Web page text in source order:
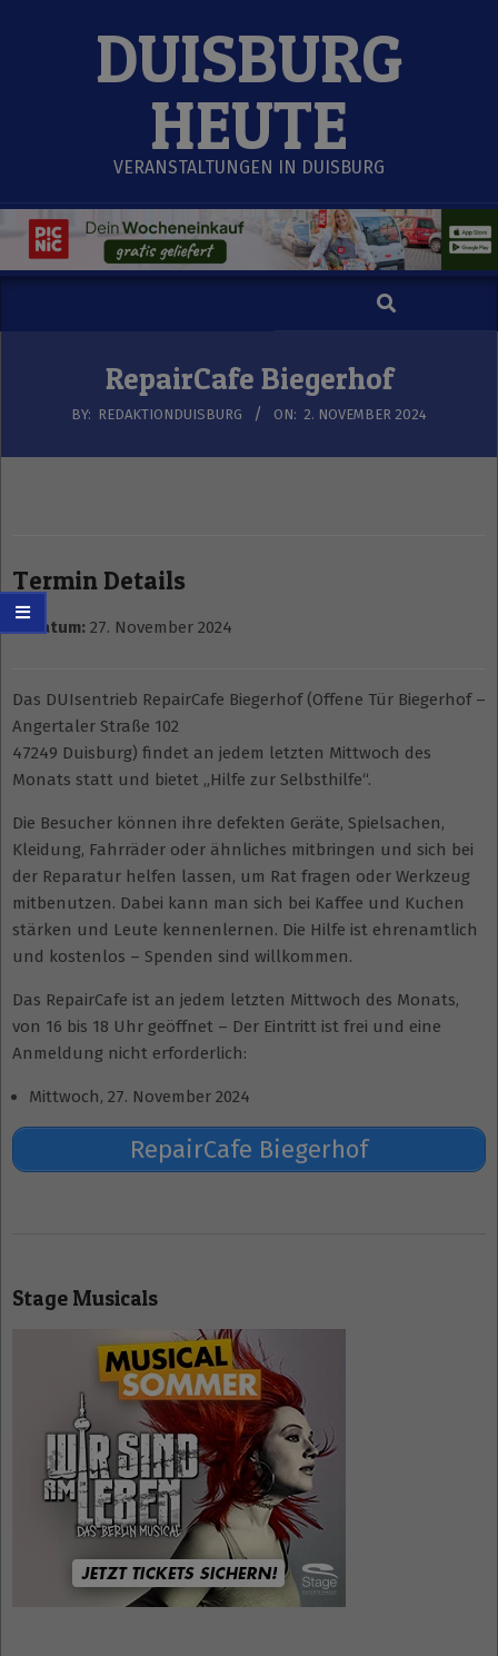
DUISBURG
HEUTE
VERANSTALTUNGEN IN DUISBURG
Search
RepairCafe Biegerhof
BY: REDAKTIONDUISBURG ON: 2. NOVEMBER 2024
Termin Details
Datum: 27. November 2024
Das DUIsentrieb RepairCafe Biegerhof (Offene Tür Biegerhof –
Angertaler Straße 102
47249 Duisburg) findet an jedem letzten Mittwoch des
Monats statt und bietet „Hilfe zur Selbsthilfe“.
Die Besucher können ihre defekten Geräte, Spielsachen,
Kleidung, Fahrräder oder ähnliches mitbringen und sich bei
der Reparatur helfen lassen, um Rat fragen oder Werkzeug
mitbenutzen. Dabei kann man sich bei Kaffee und Kuchen
stärken und Leute kennenlernen. Die Hilfe ist ehrenamtlich
und kostenlos – Spenden sind willkommen.
Das RepairCafe ist an jedem letzten Mittwoch des Monats,
von 16 bis 18 Uhr geöffnet – Der Eintritt ist frei und eine
Anmeldung nicht erforderlich:
Mittwoch, 27. November 2024
RepairCafe Biegerhof
02
Stage Musicals